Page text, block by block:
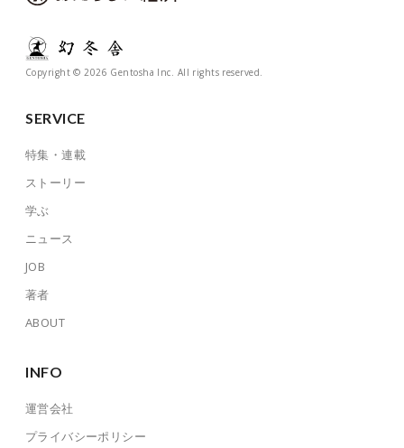
Copyright © 2026 Gentosha Inc. All rights reserved.
SERVICE
特集・連載
ストーリー
学ぶ
ニュース
JOB
著者
ABOUT
INFO
運営会社
プライバシーポリシー